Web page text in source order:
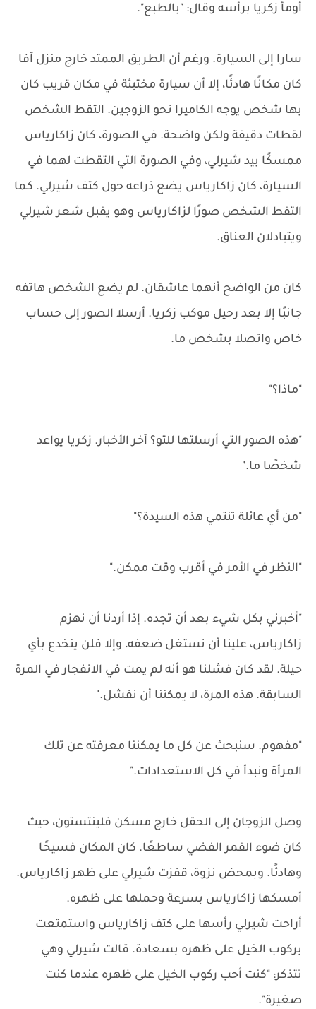
أومأ زكريا برأسه وقال: "بالطبع".
سارا إلى السيارة. ورغم أن الطريق الممتد خارج منزل آفا
كان مكانًا هادئًا، إلا أن سيارة مختبئة في مكان قريب كان
بها شخص يوجه الكاميرا نحو الزوجين. التقط الشخص
لقطات دقيقة ولكن واضحة. في الصورة، كان زاكارياس
ممسكًا بيد شيرلي، وفي الصورة التي التقطت لهما في
السيارة، كان زاكارياس يضع ذراعه حول كتف شيرلي. كما
التقط الشخص صورًا لزاكارياس وهو يقبل شعر شيرلي
ويتبادلان العناق.
كان من الواضح أنهما عاشقان. لم يضع الشخص هاتفه
جانبًا إلا بعد رحيل موكب زكريا. أرسلا الصور إلى حساب
خاص واتصلا بشخص ما.
"ماذا؟"
"هذه الصور التي أرسلتها للتو؟ آخر الأخبار. زكريا يواعد
شخصًا ما."
"من أي عائلة تنتمي هذه السيدة؟"
"النظر في الأمر في أقرب وقت ممكن."
"أخبرني بكل شيء بعد أن تجده. إذا أردنا أن نهزم
زاكارياس، علينا أن نستغل ضعفه، وإلا فلن ينخدع بأي
حيلة. لقد كان فشلنا هو أنه لم يمت في الانفجار في المرة
السابقة. هذه المرة، لا يمكننا أن نفشل."
"مفهوم. سنبحث عن كل ما يمكننا معرفته عن تلك
المرأة ونبدأ في كل الاستعدادات."
وصل الزوجان إلى الحقل خارج مسكن فلينتستون، حيث
كان ضوء القمر الفضي ساطعًا. كان المكان فسيحًا
وهادئًا. وبمحض نزوة، قفزت شيرلي على ظهر زاكارياس.
أمسكها زاكارياس بسرعة وحملها على ظهره.
أراحت شيرلي رأسها على كتف زاكارياس واستمتعت
بركوب الخيل على ظهره بسعادة. قالت شيرلي وهي
تتذكر: "كنت أحب ركوب الخيل على ظهره عندما كنت
صغيرة".